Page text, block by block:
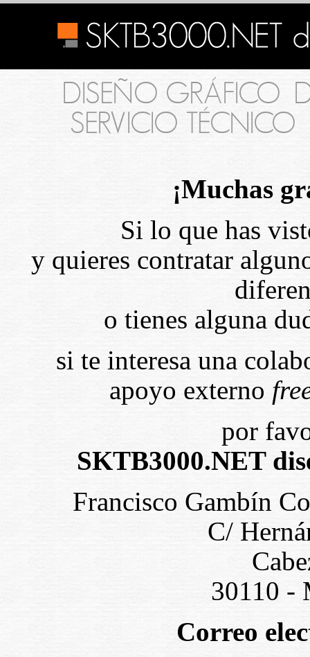
DISEÑO GRÁFICO
SERVICIO TÉCNICO
¡Muchas
Si lo que has
y quieres contratar
o tienes alguna
si te interesa una
apoyo externo
por
SKTB3000.NET
Francisco Gambín
C/
30110 -
Correo